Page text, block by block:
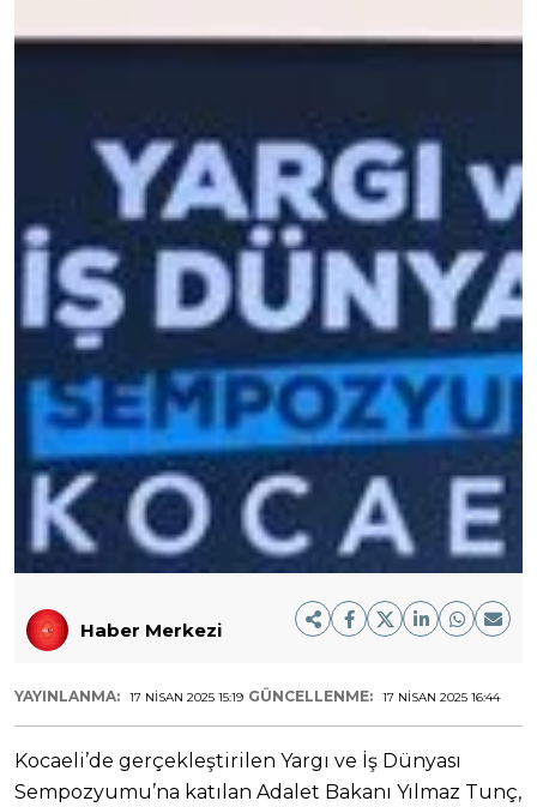
Haber Merkezi
YAYINLANMA: 17 NISAN 2025 15:19 GÜNCELLENME: 17 NISAN 2025 16:44
Kocaeli’de gerçekleştirilen Yargı ve İş Dünyası
Sempozyumu’na katılan Adalet Bakanı Yılmaz Tunç,